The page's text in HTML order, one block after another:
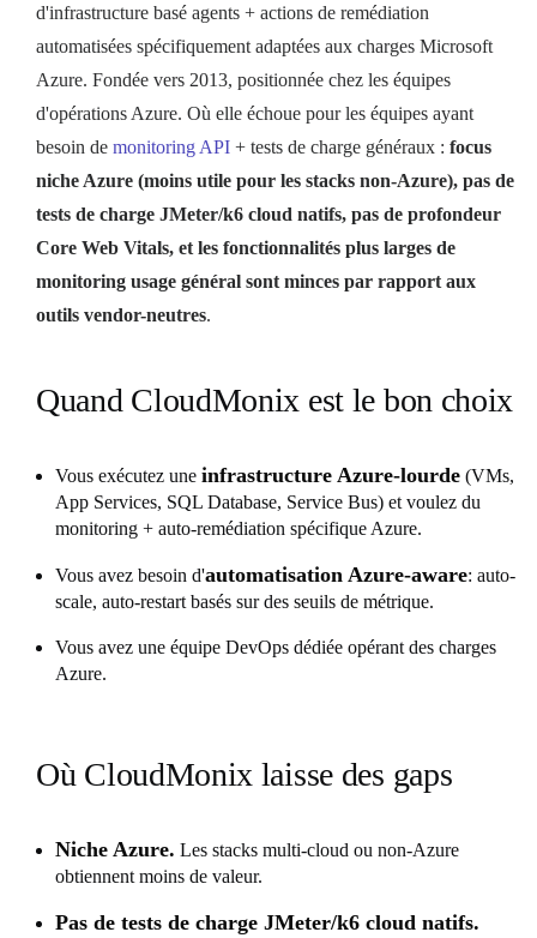
d'infrastructure basé agents + actions de remédiation
automatisées spécifiquement adaptées aux charges Microsoft
Azure. Fondée vers 2013, positionnée chez les équipes
d'opérations Azure. Où elle échoue pour les équipes ayant
besoin de monitoring API + tests de charge généraux : focus
niche Azure (moins utile pour les stacks non-Azure), pas de
tests de charge JMeter/k6 cloud natifs, pas de profondeur
Core Web Vitals, et les fonctionnalités plus larges de
monitoring usage général sont minces par rapport aux
outils vendor-neutres.
Quand CloudMonix est le bon choix
Vous exécutez une infrastructure Azure-lourde (VMs,
App Services, SQL Database, Service Bus) et voulez du
monitoring + auto-remédiation spécifique Azure.
Vous avez besoin d'automatisation Azure-aware: auto-
scale, auto-restart basés sur des seuils de métrique.
Vous avez une équipe DevOps dédiée opérant des charges
Azure.
Où CloudMonix laisse des gaps
Niche Azure. Les stacks multi-cloud ou non-Azure
obtiennent moins de valeur.
Pas de tests de charge JMeter/k6 cloud natifs.